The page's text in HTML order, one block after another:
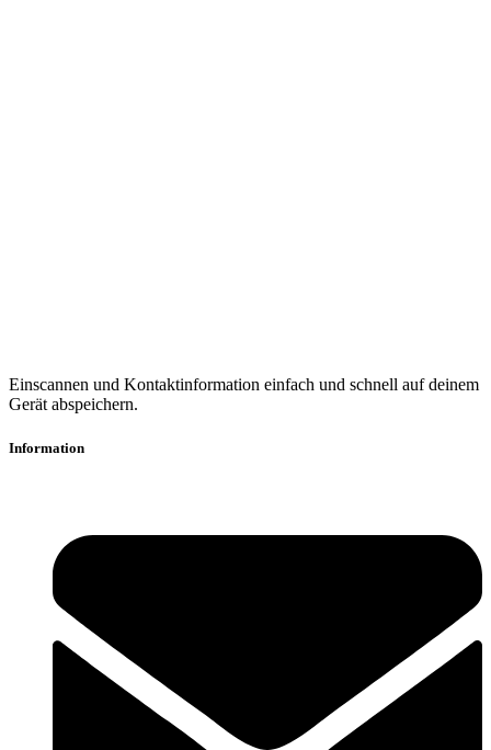
Einscannen und Kontaktinformation einfach und schnell auf deinem
Gerät abspeichern.
Information